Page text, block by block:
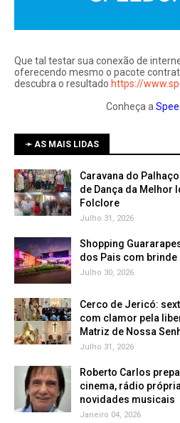
Que tal testar sua conexão de
oferecendo mesmo o pacote
descubra o resultado https://
Conheça a
➛ AS MAIS LIDAS
Caravana do
de Dança da Melhor
Folclore
Julho 31, 2026
Shopping
dos Pais com brinde
Julho 30, 2026
Cerco de Jericó:
com clamor pela
Matriz de Nossa
Julho 31, 2026
Roberto Carlos
cinema, rádio
novidades musicais
Janeiro 04, 2026